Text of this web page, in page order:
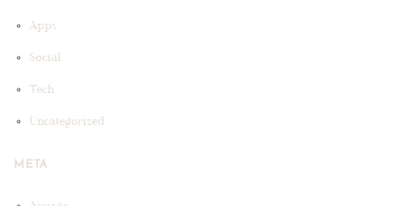
Apps
Social
Tech
Uncategorized
META